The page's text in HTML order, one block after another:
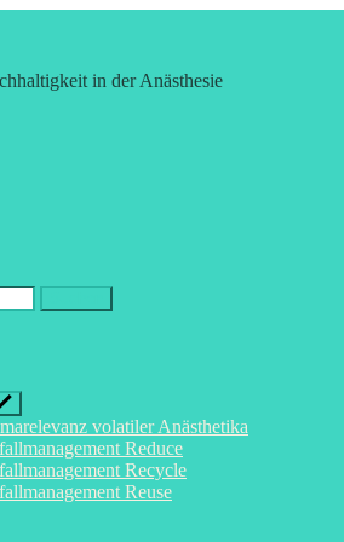
in der Anästhesie
volatiler Anästhetika
Reduce
Recycle
Reuse